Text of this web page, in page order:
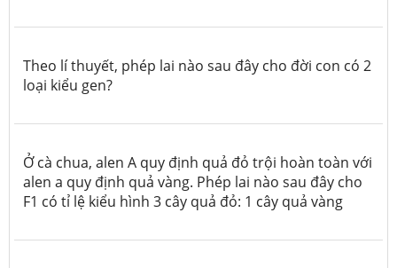
Theo lí thuyết, phép lai nào sau đây cho đời con có 2
loại kiểu gen?
Ở cà chua, alen A quy định quả đỏ trội hoàn toàn với
alen a quy định quả vàng. Phép lai nào sau đây cho
F1 có tỉ lệ kiểu hình 3 cây quả đỏ: 1 cây quả vàng